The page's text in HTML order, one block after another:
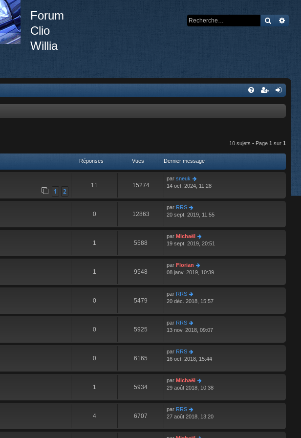
Forum
Clio
Willia
10 sujets • Page 1 sur 1
Réponses Vues Dernier message
1 2
11 15274
par sneuk
14 oct. 2024, 11:28
0 12863
par RRS
20 sept. 2019, 11:55
1 5588
par Michaël
19 sept. 2019, 20:51
1 9548
par Florian
08 janv. 2019, 10:39
0 5479
par RRS
20 déc. 2018, 15:57
0 5925
par RRS
13 nov. 2018, 09:07
0 6165
par RRS
16 oct. 2018, 15:44
1 5934
par Michaël
29 août 2018, 10:38
4 6707
par RRS
27 août 2018, 13:20